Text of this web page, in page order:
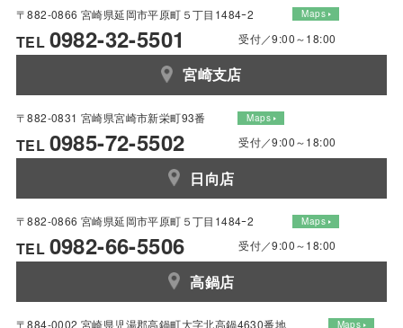
〒882-0866 宮崎県延岡市平原町５丁目1484ｰ2 Maps
TEL 0982-32-5501 受付／9:00～18:00
宮崎支店
〒882-0831 宮崎県宮崎市新栄町93番 Maps
TEL 0985-72-5502 受付／9:00～18:00
日向店
〒882-0866 宮崎県延岡市平原町５丁目1484ｰ2 Maps
TEL 0982-66-5506 受付／9:00～18:00
高鍋店
〒884-0002 宮崎県児湯郡高鍋町大字北高鍋4630番地 Maps